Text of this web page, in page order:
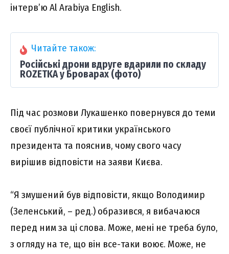
інтерв’ю Al Arabiya English.
Читайте також:
Російські дрони вдруге вдарили по складу
ROZETKA у Броварах (фото)
Під час розмови Лукашенко повернувся до теми
своєї публічної критики українського
президента та пояснив, чому свого часу
вирішив відповісти на заяви Києва.
“Я змушений був відповісти, якщо Володимир
(Зеленський, – ред.) образився, я вибачаюся
перед ним за ці слова. Може, мені не треба було,
з огляду на те, що він все-таки воює. Може, не